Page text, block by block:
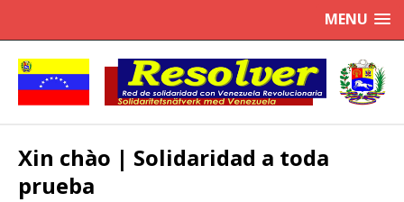
MENU
Xin chào | Solidaridad a toda
prueba